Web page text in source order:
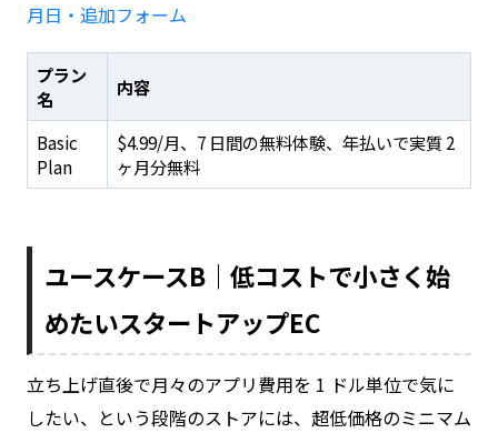
月日・追加フォーム
プラン
名
内容
Basic
Plan
$4.99/月、7 日間の無料体験、年払いで実質 2
ヶ月分無料
ユースケースB｜低コストで小さく始
めたいスタートアップEC
立ち上げ直後で月々のアプリ費用を 1 ドル単位で気に
したい、という段階のストアには、超低価格のミニマム